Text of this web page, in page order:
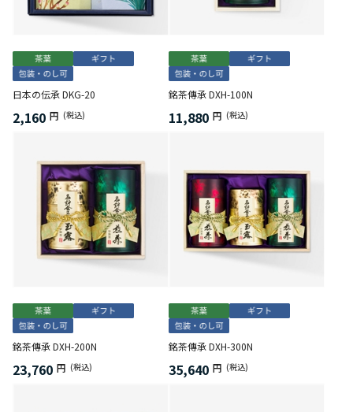
日本の伝承 DKG-20
2,160 円 (税込)
銘茶傳承 DXH-100N
11,880 円 (税込)
銘茶傳承 DXH-200N
23,760 円 (税込)
銘茶傳承 DXH-300N
35,640 円 (税込)